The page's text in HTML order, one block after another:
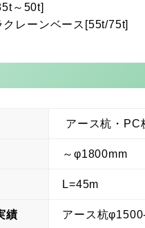
～50t]
レーンベース[55t/75t]
アース杭・PC
～φ1800mm
L=45m
績 アース杭